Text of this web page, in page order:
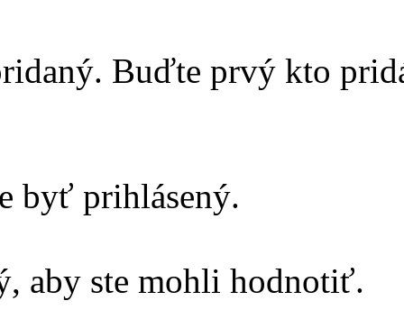
Buďte prvý kto
byť prihlásený.
aby ste mohli hodnotiť.